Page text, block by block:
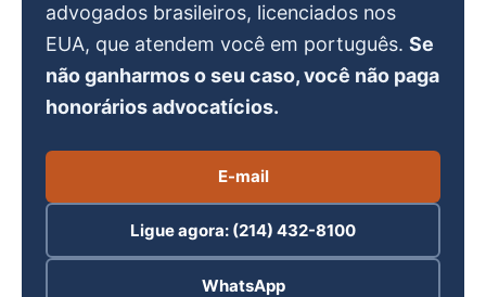
advogados brasileiros, licenciados nos
EUA, que atendem você em português. Se
não ganharmos o seu caso, você não paga
honorários advocatícios.
E-mail
Ligue agora: (214) 432-8100
WhatsApp